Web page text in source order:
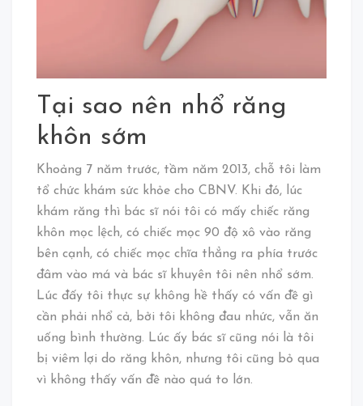
Tại sao nên nhổ răng
khôn sớm
Khoảng 7 năm trước, tầm năm 2013, chỗ tôi làm
tổ chức khám sức khỏe cho CBNV. Khi đó, lúc
khám răng thì bác sĩ nói tôi có mấy chiếc răng
khôn mọc lệch, có chiếc mọc 90 độ xô vào răng
bên cạnh, có chiếc mọc chĩa thẳng ra phía trước
đâm vào má và bác sĩ khuyên tôi nên nhổ sớm.
Lúc đấy tôi thực sự không hề thấy có vấn đề gì
cần phải nhổ cả, bởi tôi không đau nhức, vẫn ăn
uống bình thường. Lúc ấy bác sĩ cũng nói là tôi
bị viêm lợi do răng khôn, nhưng tôi cũng bỏ qua
vì không thấy vấn đề nào quá to lớn.